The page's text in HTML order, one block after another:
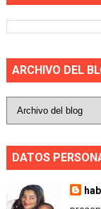
ARCHIVO DEL
DATOS